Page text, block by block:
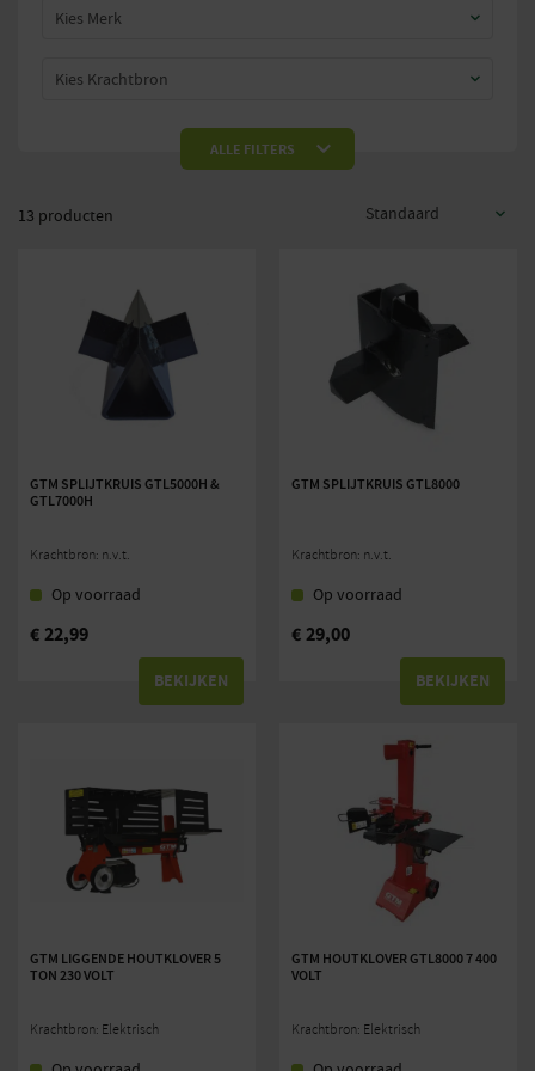
Kies Merk
Kies Krachtbron
ALLE FILTERS
13 producten
GTM SPLIJTKRUIS GTL5000H &
GTL7000H
Krachtbron: n.v.t.
Op voorraad
€22,99
BEKIJKEN
GTM SPLIJTKRUIS GTL8000
Krachtbron: n.v.t.
Op voorraad
€29,00
BEKIJKEN
GTM LIGGENDE HOUTKLOVER 5
TON 230 VOLT
Krachtbron: Elektrisch
GTM HOUTKLOVER GTL8000 7 400
VOLT
Krachtbron: Elektrisch